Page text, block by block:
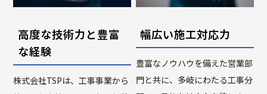
高度な技術力と豊富
な経験
株式会社TSPは、工事事業から
幅広い施工対応力
豊富なノウハウを備えた営業部
門と共に、多岐にわたる工事分